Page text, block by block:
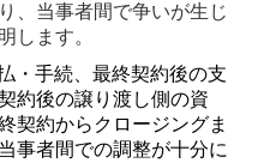
、当事者間で争いが生じ
します。
・手続、最終契約後の支
約後の譲り渡し側の資
契約からクロージングま
事者間での調整が十分に